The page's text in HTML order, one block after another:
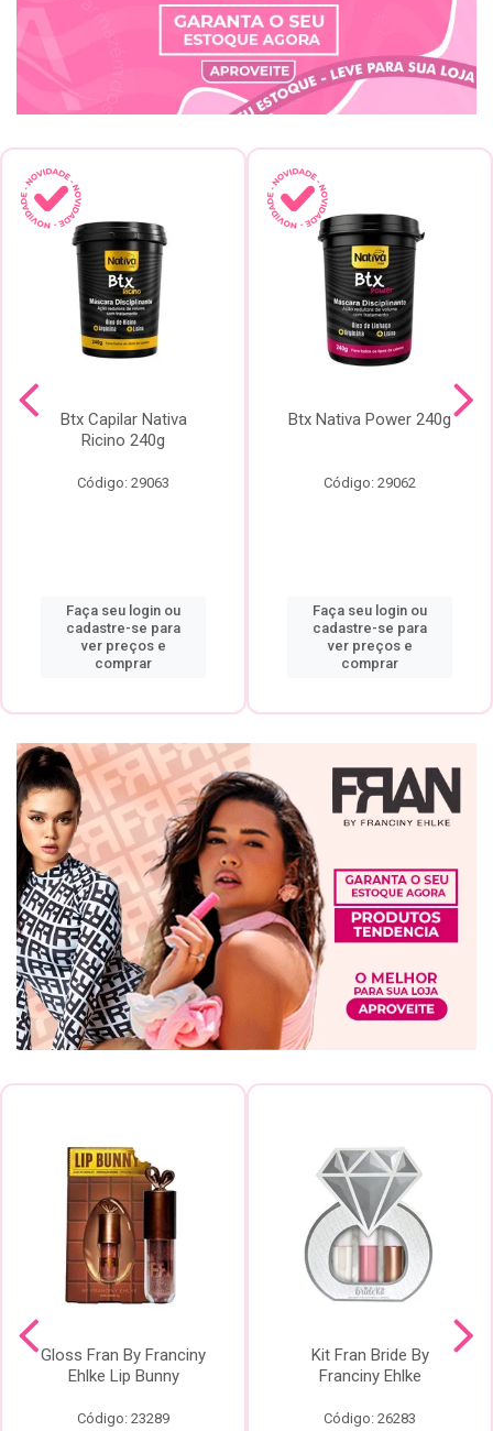
Btx Capilar Nativa
Ricino 240g
Código: 29063
Faça seu login ou
cadastre-se para
ver preços e
comprar
Btx Nativa Power 240g
Código: 29062
Faça seu login ou
cadastre-se para
ver preços e
comprar
Gloss Fran By Franciny
Ehlke Lip Bunny
Código: 23289
Kit Fran Bride By
Franciny Ehlke
Código: 26283